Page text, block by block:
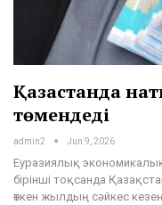
Қазақстанда
төмендеді
admin2 Jun 9, 2026
Еуразиялық
бірінші тоқсанда
өткен жылдың сәйкес